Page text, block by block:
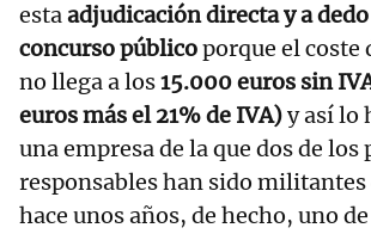
estaadjudicación directa y a
concurso públicoporque el coste
no llega a los15.000 euros sin
euros más el 21% de IVA)y así lo
una empresa de la que dos de
responsables han sido militantes
hace unos años, de hecho, uno